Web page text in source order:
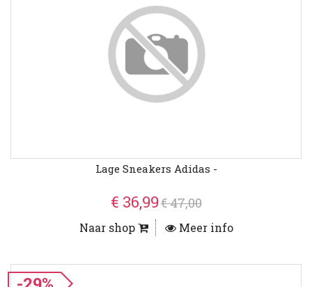
Lage Sneakers Adidas -
€ 36,99€ 47,00
Naar shop Meer info